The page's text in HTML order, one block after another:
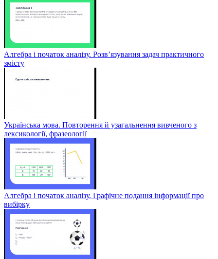
Алгебра і початок аналізу. Розв’язування задач практичного
змісту
Українська мова. Повторення й узагальнення вивченого з
лексикології, фразеології
Алгебра і початок аналізу. Графічне подання інформації про
вибірку